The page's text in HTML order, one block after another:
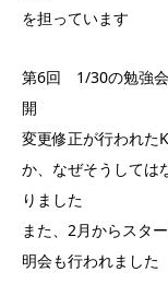
を担っています
第6回 1/30の勉強会
開
変更修正が行われた
か、なぜそうしては
りました
また、2月からスタ
明会も行われました